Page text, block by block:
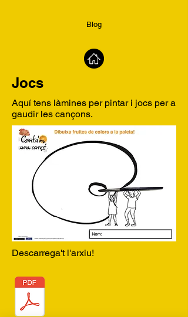
Blog
Jocs
Aquí tens làmines per pintar i jocs per a
gaudir les cançons.
Descarrega't l'arxiu!